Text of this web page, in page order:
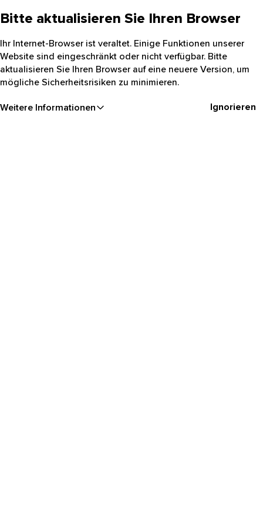
Bitte aktualisieren Sie Ihren Browser
Ihr Internet-Browser ist veraltet. Einige Funktionen unserer
Website sind eingeschränkt oder nicht verfügbar. Bitte
aktualisieren Sie Ihren Browser auf eine neuere Version, um
mögliche Sicherheitsrisiken zu minimieren.
Weitere Informationen Ignorieren